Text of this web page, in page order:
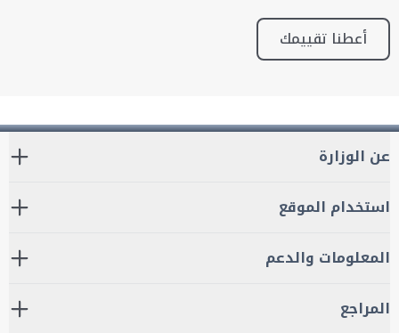
أعطنا تقييمك
عن الوزارة
استخدام الموقع
المعلومات والدعم
المراجع